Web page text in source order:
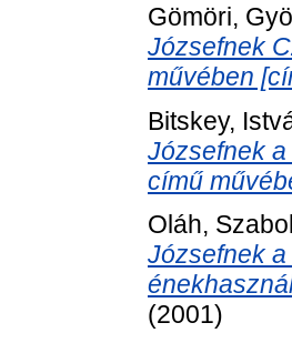
Gömöri,
Józsefnek
művében
Bitskey,
Józsefnek
című
Oláh,
Józsefnek
(2001)